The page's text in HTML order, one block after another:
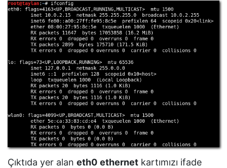
Alıştırmalar
Geri
Bildirim
Çıktıda yer alan eth0 ethernet kartımızı ifade